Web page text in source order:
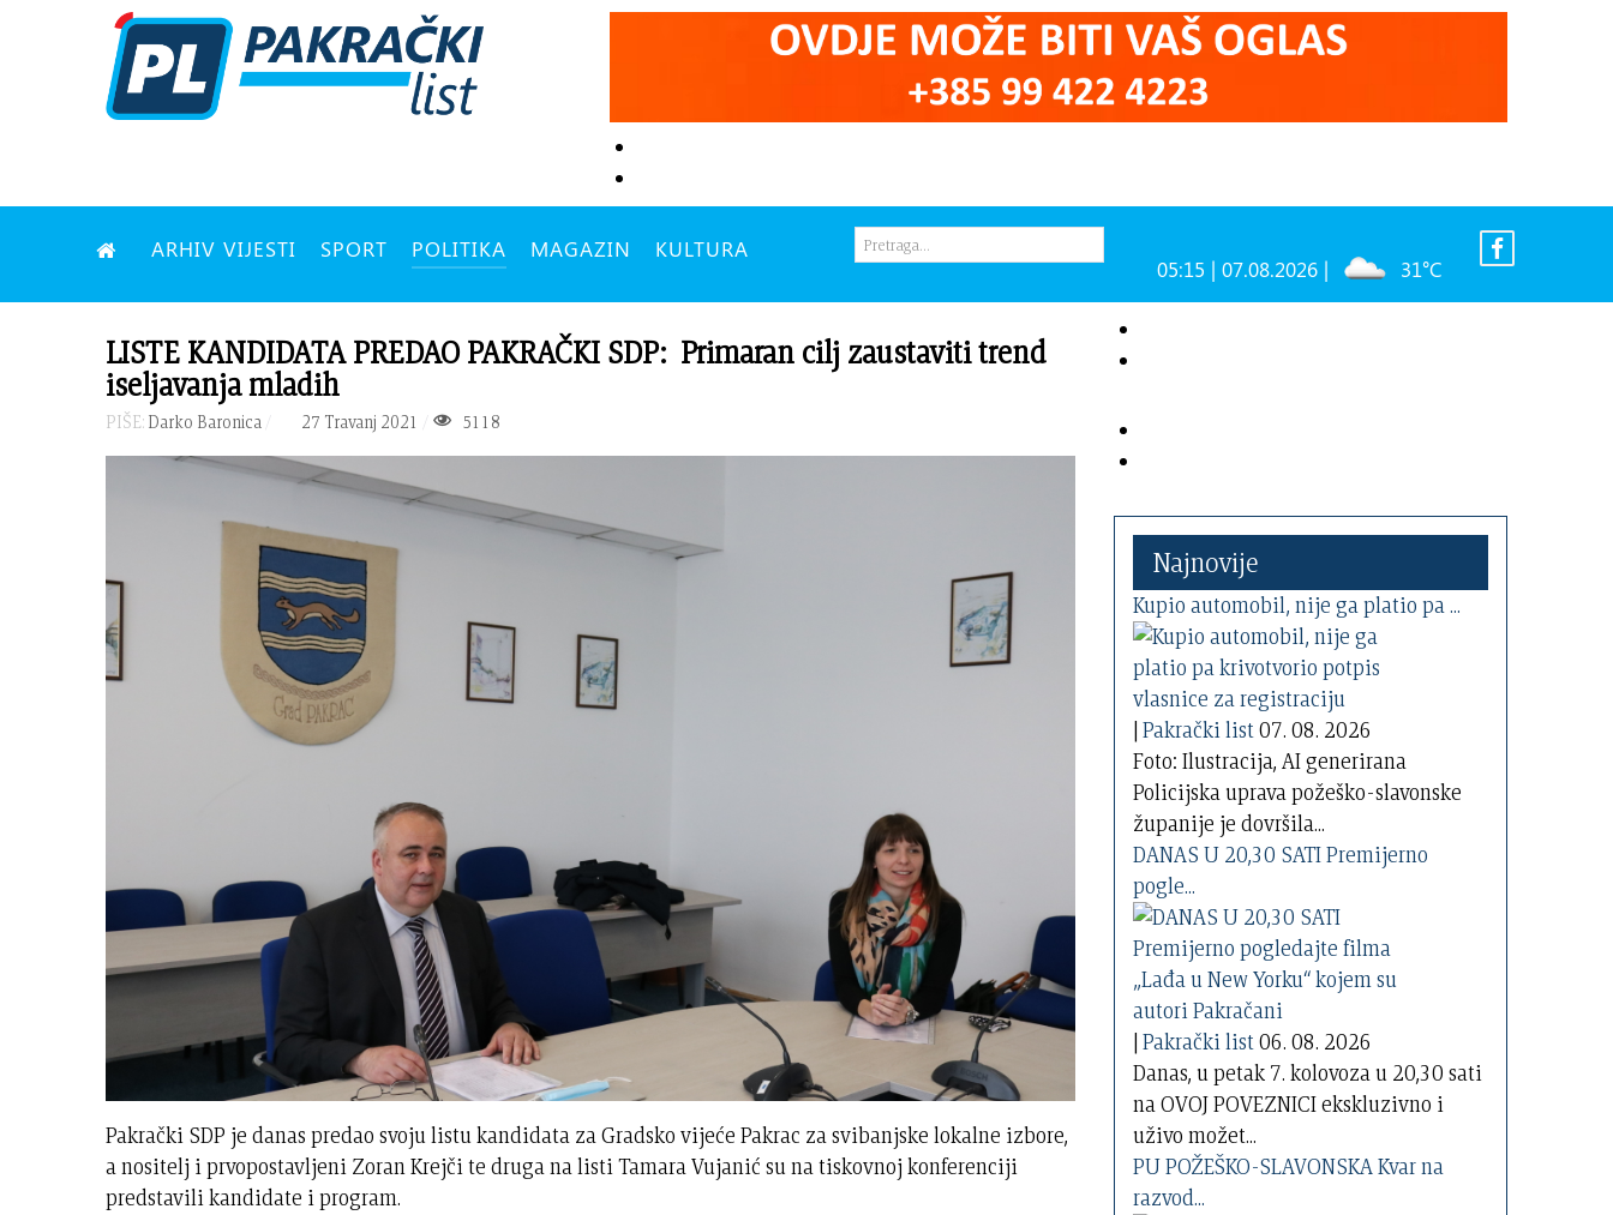
ARHIV VIJESTI SPORT POLITIKA MAGAZIN KULTURA
05:15 | 07.08.2026 | 31°C
LISTE KANDIDATA PREDAO PAKRAČKI SDP: Primaran cilj zaustaviti trend
iseljavanja mladih
PIŠE: Darko Baronica 27 Travanj 2021 5118
Pakrački SDP je danas predao svoju listu kandidata za Gradsko vijeće Pakrac za svibanjske lokalne izbore,
a nositelj i prvopostavljeni Zoran Krejči te druga na listi Tamara Vujanić su na tiskovnoj konferenciji
predstavili kandidate i program.
Najnovije
Kupio automobil, nije ga platio pa ...
|Pakrački list07. 08. 2026
Foto: Ilustracija, AI generirana
Policijska uprava požeško-slavonske
županije je dovršila...
DANAS U 20,30 SATI Premijerno
pogle...
|Pakrački list06. 08. 2026
Danas, u petak 7. kolovoza u 20,30 sati
na OVOJ POVEZNICI ekskluzivno i
uživo možet...
PU POŽEŠKO-SLAVONSKA Kvar na
razvod...